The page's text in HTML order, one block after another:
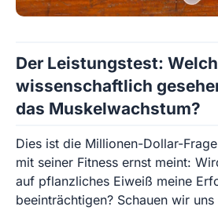
Der Leistungstest:
wissenschaftlich
das Muskelwachstum?
Dies ist die Millionen-Dollar-
mit seiner Fitness ernst meint:
auf pflanzliches Eiweiß meine
beeinträchtigen? Schauen wir